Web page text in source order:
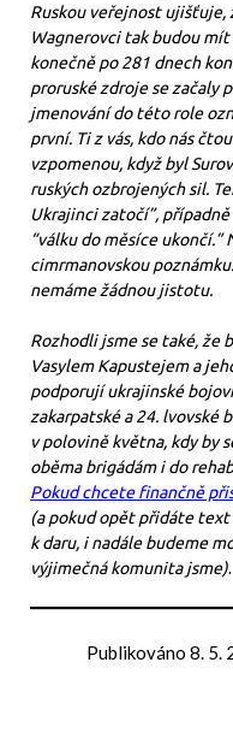
Ruskou veřejnost ujišťuje,
Wagnerovci tak budou
konečně po 281 dnech
proruské zdroje se začaly
jmenování do této role
první. Ti z vás, kdo nás
vzpomenou, když byl
ruských ozbrojených sil.
Ukrajinci zatočí”,
“válku do měsíce
cimrmanovskou
nemáme žádnou jistotu.
Rozhodli jsme se také, že
Vasylem Kapustejem a
podporují ukrajinské
zakarpatské a 24. lvovské
v polovině května, kdy by
oběma brigádám i do
Pokud chcete finančně
(a pokud opět přidáte text
k daru, i nadále budeme
výjimečná komunita jsme).
Publikováno 8. 5.